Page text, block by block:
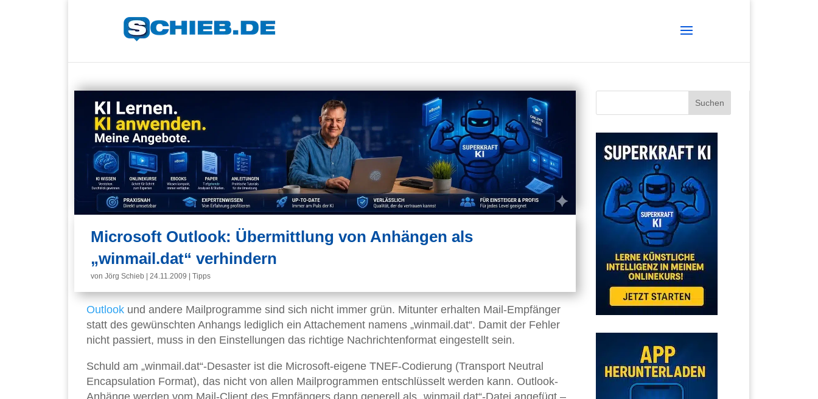
Microsoft Outlook: Übermittlung von Anhängen als
„winmail.dat“ verhindern
von Jörg Schieb 24.11.2009 Tipps
Outlook und andere Mailprogramme sind sich nicht immer grün. Mitunter erhalten Mail-Empfänger
statt des gewünschten Anhangs lediglich ein Attachement namens „winmail.dat“. Damit der Fehler
nicht passiert, muss in den Einstellungen das richtige Nachrichtenformat eingestellt sein.
Schuld am „winmail.dat“-Desaster ist die Microsoft-eigene TNEF-Codierung (Transport Neutral
Encapsulation Format), das nicht von allen Mailprogrammen entschlüsselt werden kann. Outlook-